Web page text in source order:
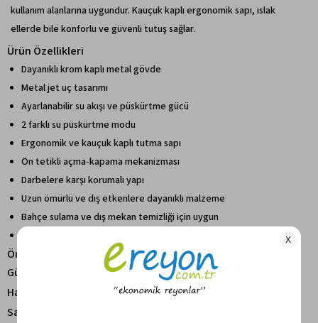
kullanım alanlarına uygundur. Kauçuk kaplı ergonomik sapı, ıslak
ellerde bile konforlu ve güvenli tutuş sağlar.
Ürün Özellikleri
Dayanıklı krom kaplı metal gövde
Metal jet uç tasarımı
Ayarlanabilir su akışı ve püskürtme gücü
2 farklı su püskürtme modu
Ergonomik ve kauçuk kaplı tutma sapı
Ön tetikli açma-kapama mekanizması
Darbelere karşı korumalı yapı
Uzun ömürlü ve dış etkenlere dayanıklı malzeme
Bahçe sulama ve dış mekan temizliği için uygun
Öne Çıkan Avantajlar
Güçlü su basıncı ile etkili sulama performansı
Hassas ayar mekanizması sayesinde kontrollü kullanım
Sağlam metal yapısı ile uzun kullanım ömrü